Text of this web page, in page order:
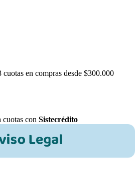
en compras desde $300.000
cuotas con Sistecrédito